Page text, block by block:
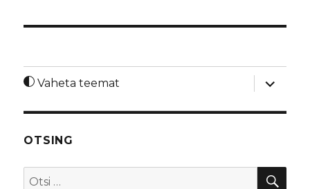
Vaheta teemat
laienda
OTSING
Otsi: